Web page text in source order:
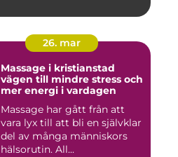
26. mar
Massage i kristianstad
vägen till mindre stress och
mer energi i vardagen
Massage har gått från att
vara lyx till att bli en självklar
del av många människors
hälsorutin. All...